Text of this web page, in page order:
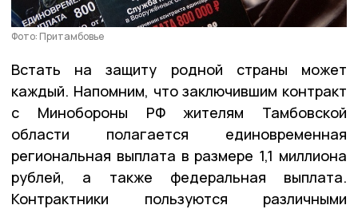
Фото: Притамбовье
Встать на защиту родной страны может
каждый. Напомним, что заключившим контракт
с Минобороны РФ жителям Тамбовской
области полагается единовременная
региональная выплата в размере 1,1 миллиона
рублей, а также федеральная выплата.
Контрактники пользуются различными